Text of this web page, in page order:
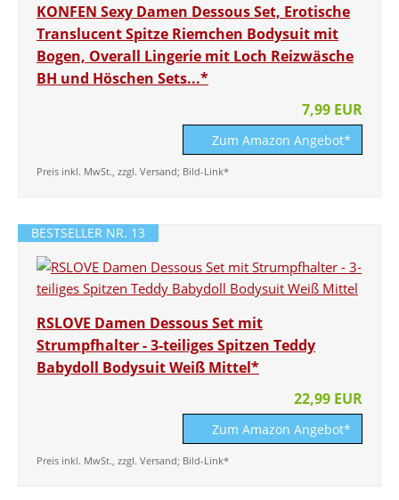
KONFEN Sexy Damen Dessous Set, Erotische
Translucent Spitze Riemchen Bodysuit mit
Bogen, Overall Lingerie mit Loch Reizwäsche
BH und Höschen Sets...*
7,99 EUR
Zum Amazon Angebot*
Preis inkl. MwSt., zzgl. Versand; Bild-Link*
BESTSELLER NR. 13
RSLOVE Damen Dessous Set mit
Strumpfhalter - 3-teiliges Spitzen Teddy
Babydoll Bodysuit Weiß Mittel*
22,99 EUR
Zum Amazon Angebot*
Preis inkl. MwSt., zzgl. Versand; Bild-Link*